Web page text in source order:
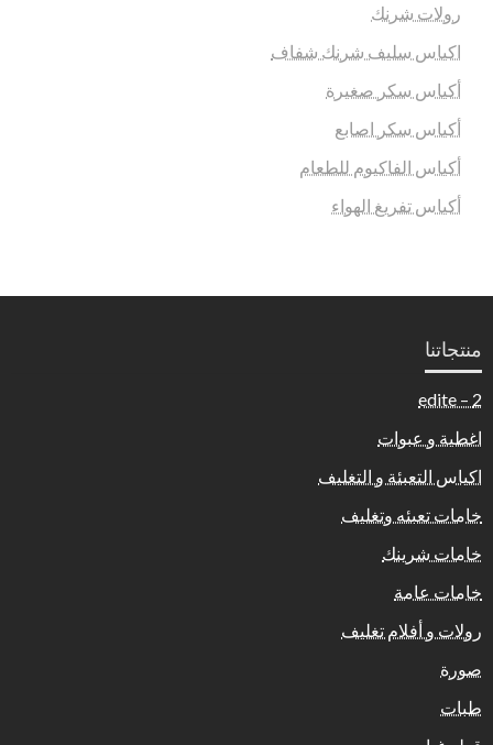
رولات شرنك
اكياس سليف شرنك شفاف
أكياس سكر صغيرة
أكياس سكر اصابع
أكياس الفاكيوم للطعام
أكياس تفريغ الهواء
منتجاتنا
2 – edite
اغطية و عبوات
اكياس التعبئة و التغليف
خامات تعبئه وتغليف
خامات شرينك
خامات عامة
رولات و أفلام تغليف
صورة
طبات